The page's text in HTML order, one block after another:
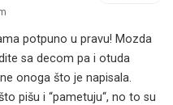
potpuno u pravu! Mozda
sa decom pa i otuda
onoga što je napisala.
pišu i “pametuju“, no to su